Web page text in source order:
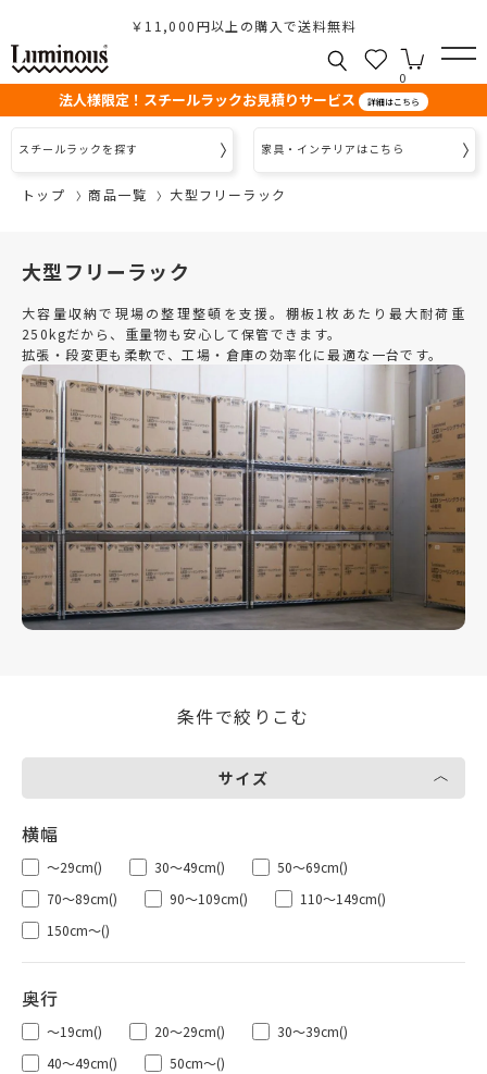
￥11,000円以上の購入で送料無料
0
法人様限定！スチールラックお見積りサービス 詳細はこちら
スチールラックを探す 家具・インテリアはこちら
トップ 商品一覧 大型フリーラック
大型フリーラック
大容量収納で現場の整理整頓を支援。棚板1枚あたり最大耐荷重
250kgだから、重量物も安心して保管できます。
拡張・段変更も柔軟で、工場・倉庫の効率化に最適な一台です。
条件で絞りこむ
サイズ
～29cm() 30～49cm() 50～69cm()
70～89cm() 90～109cm() 110～149cm()
150cm～()
～19cm() 20～29cm() 30～39cm()
40～49cm() 50cm～()